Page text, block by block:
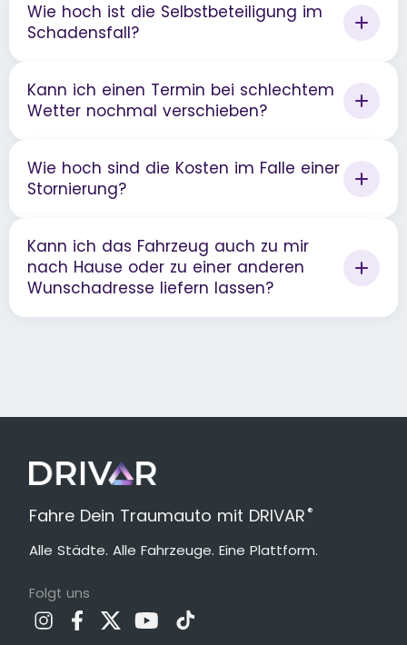
Wie hoch ist die Selbstbeteiligung im
Schadensfall?
Kann ich einen Termin bei schlechtem
Wetter nochmal verschieben?
Wie hoch sind die Kosten im Falle einer
Stornierung?
Kann ich das Fahrzeug auch zu mir
nach Hause oder zu einer anderen
Wunschadresse liefern lassen?
Fahre Dein Traumauto mit DRIVAR ®
Alle Städte. Alle Fahrzeuge. Eine Plattform.
Folgt uns